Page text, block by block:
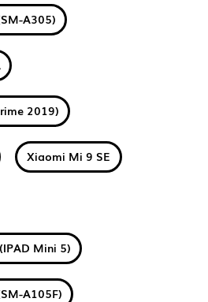
A305)
2019)
Xiaomi Mi 9 SE
Mini 5)
A105F)